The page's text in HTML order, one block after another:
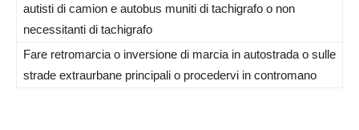
autisti di camion e autobus muniti di tachigrafo o non
necessitanti di tachigrafo
Fare retromarcia o inversione di marcia in autostrada o sulle
strade extraurbane principali o procedervi in contromano